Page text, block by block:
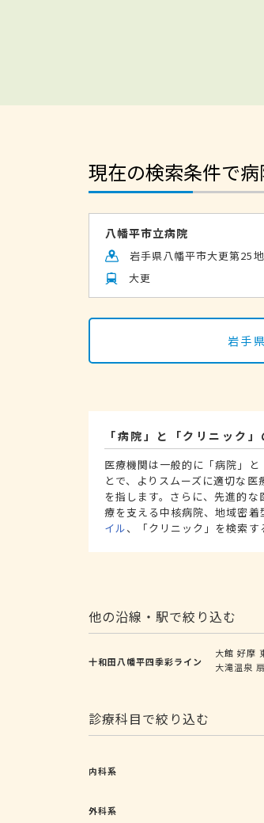
現在の検索条件で
八幡平市立病院
岩手県八幡平市大更第25
大更
岩手
「病院」と「クリニック
医療機関は一般的に「病院」
とで、よりスムーズに適切な
を指します。さらに、先進的
療を支える中核病院、地域密着
イル、「クリニック」を検索す
他の沿線・駅で絞り込む
十和田八幡平四季彩ライン
大館 好摩
大滝温泉
診療科目で絞り込む
内科系
外科系